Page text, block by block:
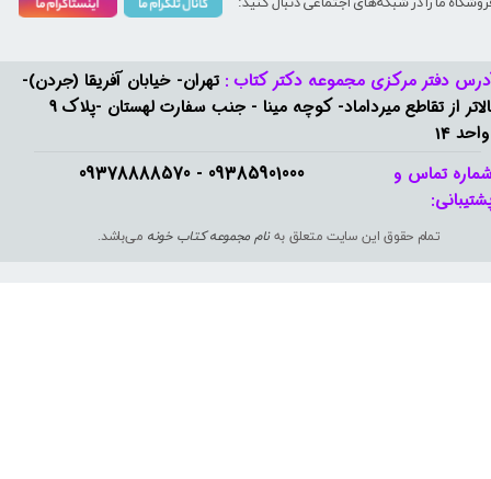
09385901000 - 09378888570​​​​​​​
دفتر مرکزی مجموعه دکتر کتاب : تهران- خیابان آفریقا (جردن)-
بالاتر از تقاطع میرداماد- کوچه مینا - جنب سفارت لهستان -پلاک 9
14
تمام حقوق این سایت متعلق بهنام مجموعه کتاب خونه می‌باشد.
تماس و